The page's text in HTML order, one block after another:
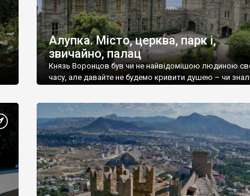
Алупка. Місто, церква, парк і,
звичайно, палац
Князь Воронцов був чи не найвідомішою людиною
часу, але давайте не будемо кривити душею – чи